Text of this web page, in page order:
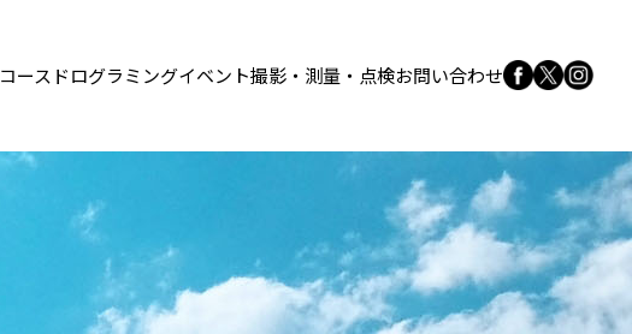
コース ドログラミングイベント撮影・測量・点検お問い合わせ